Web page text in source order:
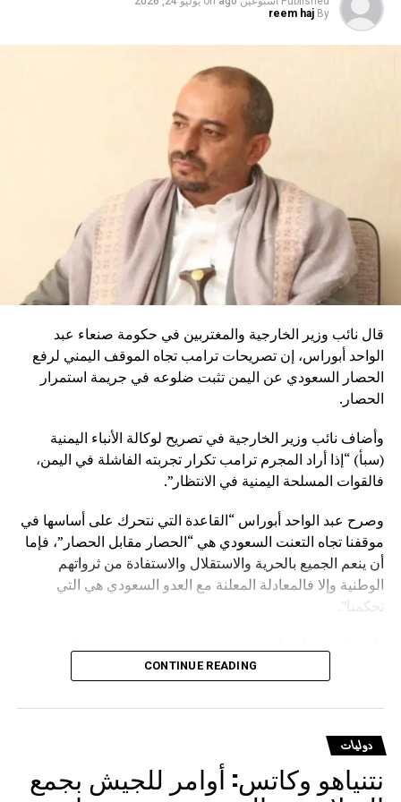
RELATED TOPICS:
روبيو: إما نبرم صفقة جيدة مع إيران أو سنلجأ إلى البدائل
By
reem haj
قال نائب وزير الخارجية والمغتربين في حكومة صنعاء عبد
الواحد أبوراس، إن تصريحات ترامب تجاه الموقف اليمني لرفع
الحصار السعودي عن اليمن تثبت ضلوعه في جريمة استمرار
الحصار.
وأضاف نائب وزير الخارجية في تصريح لوكالة الأنباء اليمنية
(سبأ) “إذا أراد المجرم ترامب تكرار تجربته الفاشلة في اليمن،
فالقوات المسلحة اليمنية في الانتظار”.
وصرح عبد الواحد أبوراس “القاعدة التي نتحرك على أساسها في
موقفنا تجاه التعنت السعودي هي “الحصار مقابل الحصار”، فإما
أن ينعم الجميع بالحرية والاستقلال والاستفادة من ثرواتهم
الوطنية وإلا فالمعادلة المعلنة مع العدو السعودي هي التي
تحكمنا”.
وسيدفع ثمنا باهظا نتيجة قراره الخاطئ، مؤكدا أنهم يتحركون
المشروعة للشعوب إلا قانون الغاب، مشيرا إلى أن على
السعودية أن تعي جيدا أن المخرج الوحيد لرفع الحصار عنها يتمثل
في رفع الحصار عن اليمن.
CONTINUE READING
دوليات
نتنياهو وكاتس: أوامر للجيش بجمع